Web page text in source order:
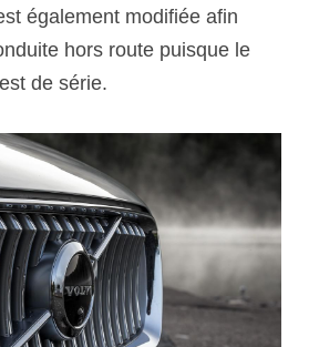
également modifiée afin
hors route puisque le
de série.